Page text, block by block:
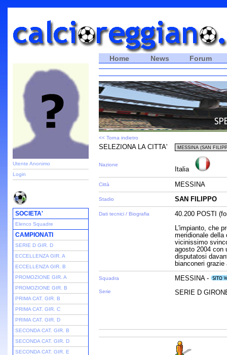
Utente Anonimo
Login
SOCIETA'
Elenco Squadre
CAMPIONATI
SERIE D GIR. D
ECCELLENZA GIR. A
ECCELLENZA GIR. B
PROMOZIONE GIR. A
PROMOZIONE GIR. B
PRIMA CAT. GIR. B
PRIMA CAT. GIR. C
PRIMA CAT. GIR. D
SECONDA CAT. GIR. B
SECONDA CAT. GIR. D
SECONDA CAT. GIR. E
Home News Forum
<< Torna indietro
SELEZIONA LA CITTA'
Nazione
Italia
Città MESSINA
Stadio SAN FILIPPO
Dati tecnici / Biografia
40.200 POSTI
L'impianto, che
meridionale della
vicinissimo
agosto 2004 con
disputatosi
bianconeri
Squadra
Serie
MESSINA -
SERIE D